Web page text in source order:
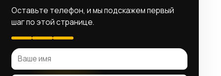
Оставьте телефон, и мы подскажем первый
шаг по этой странице.